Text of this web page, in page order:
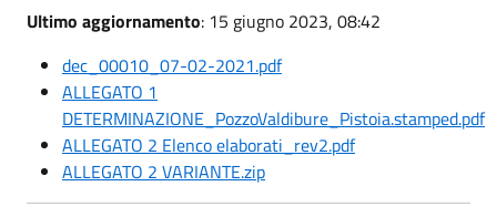
Ultimo aggiornamento: 15 giugno 2023, 08:42
dec_00010_07-02-2021.pdf
ALLEGATO 1
DETERMINAZIONE_PozzoValdibure_Pistoia.stamped.pdf
ALLEGATO 2 Elenco elaborati_rev2.pdf
ALLEGATO 2 VARIANTE.zip